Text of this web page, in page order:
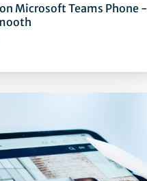
Microsoft Teams Phone -